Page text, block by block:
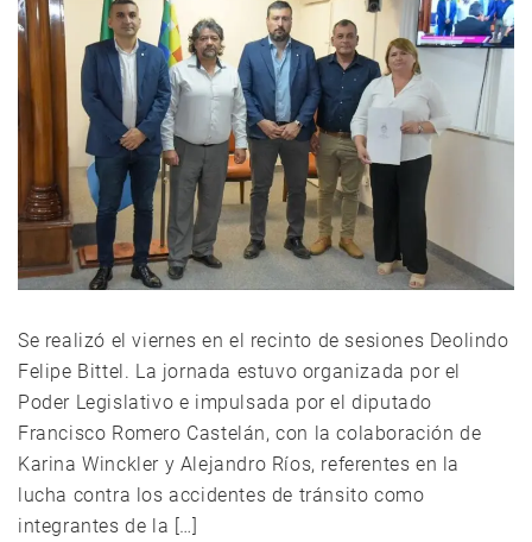
Se realizó el viernes en el recinto de sesiones Deolindo
Felipe Bittel. La jornada estuvo organizada por el
Poder Legislativo e impulsada por el diputado
Francisco Romero Castelán, con la colaboración de
Karina Winckler y Alejandro Ríos, referentes en la
lucha contra los accidentes de tránsito como
integrantes de la […]